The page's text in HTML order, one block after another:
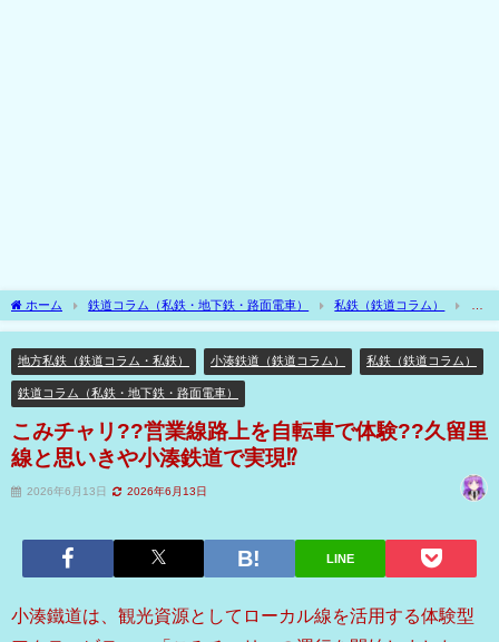
ホーム 鉄道コラム（私鉄・地下鉄・路面電車） 私鉄（鉄道コラム）
方私鉄（鉄道コラム・私鉄）
こみチャリ??営業線路上を自転車で体験??久留里線
地方私鉄（鉄道コラム・私鉄）
小湊鉄道（鉄道コラム） 私鉄（鉄道コラム）
鉄道コラム（私鉄・地下鉄・路面電車）
こみチャリ??営業線路上を自転車で体験??久留里
線と思いきや小湊鉄道で実現⁉
2026年6月13日 2026年6月13日
LINE
小湊鐵道は、観光資源としてローカル線を活用する体験型